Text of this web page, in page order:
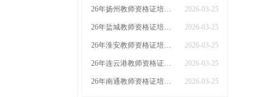
26年扬州教师资格证培训机构哪个好？值得推荐有？ 2026-03-25
26年盐城教师资格证培训机构哪个好？值得推荐有？ 2026-03-25
26年淮安教师资格证培训机构哪个好？值得推荐有？ 2026-03-25
26年连云港教师资格证培训机构哪个好？值得推荐有？ 2026-03-25
26年南通教师资格证培训机构哪个好？值得推荐有？ 2026-03-25